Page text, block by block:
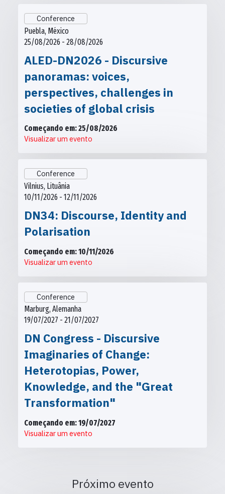
Conference
Puebla, México
25/08/2026 - 28/08/2026
ALED-DN2026 - Discursive
panoramas: voices,
perspectives, challenges in
societies of global crisis
Começando em: 25/08/2026
Visualizar um evento
Conference
Vilnius, Lituânia
10/11/2026 - 12/11/2026
DN34: Discourse, Identity and
Polarisation
Começando em: 10/11/2026
Visualizar um evento
Conference
Marburg, Alemanha
19/07/2027 - 21/07/2027
DN Congress - Discursive
Imaginaries of Change:
Heterotopias, Power,
Knowledge, and the "Great
Transformation"
Começando em: 19/07/2027
Visualizar um evento
Próximo evento